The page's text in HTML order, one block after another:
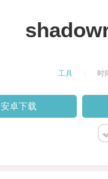
工具 时
安卓下载